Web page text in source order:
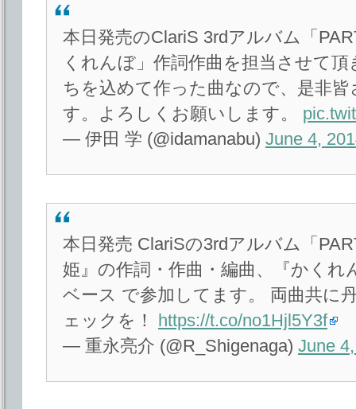
本日発売のClariS 3rdアルバム「
くれんぼ」作詞作曲を担当させて
ちを込めて作った曲なので、是非
す。よろしくお願いします。
— 伊田 学 (@idamanabu) June 4,
本日発売 ClariSの3rdアルバム「
姫』の作詞・作曲・編曲、『かくれ
ベース で参加してます。 両曲共に
ェックを！ https://t.co/no1Hjl5Y3f
— 重永亮介 (@R_Shigenaga) June